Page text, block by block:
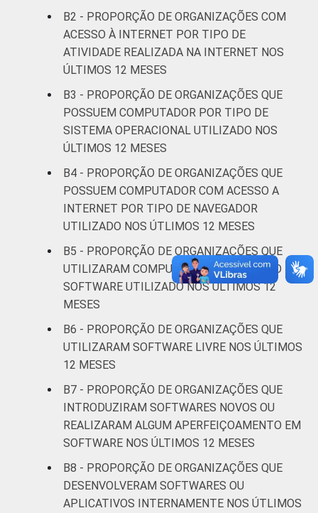
Desenvolvimento
e Defesa de
Direitos
17 74
Religião
Saúde e
assistência
social
12
Outros 14 84
* Base: 1966 organizações sem fins
lucrativos que declararam possuir
computador. Dados coletados entre outubro
de 2013 e abril de 2014.
Fonte: NIC.br - out 2013 / abr 2014
B2 - PROPORÇÃO DE ORGANIZAÇÕES COM
ACESSO À INTERNET POR TIPO DE
ATIVIDADE REALIZADA NA INTERNET NOS
ÚLTIMOS 12 MESES
B3 - PROPORÇÃO DE ORGANIZAÇÕES QUE
POSSUEM COMPUTADOR POR TIPO DE
SISTEMA OPERACIONAL UTILIZADO NOS
ÚLTIMOS 12 MESES
B4 - PROPORÇÃO DE ORGANIZAÇÕES QUE
POSSUEM COMPUTADOR COM ACESSO A
INTERNET POR TIPO DE NAVEGADOR
UTILIZADO NOS ÚTLIMOS 12 MESES
B5 - PROPORÇÃO DE ORGANIZAÇÕES QUE
UTILIZARAM COMPUTADOR POR FUNÇÃO DO
SOFTWARE UTILIZADO NOS ÚLTIMOS 12
MESES
B6 - PROPORÇÃO DE ORGANIZAÇÕES QUE
UTILIZARAM SOFTWARE LIVRE NOS ÚLTIMOS
12 MESES
B7 - PROPORÇÃO DE ORGANIZAÇÕES QUE
INTRODUZIRAM SOFTWARES NOVOS OU
REALIZARAM ALGUM APERFEIÇOAMENTO EM
SOFTWARE NOS ÚLTIMOS 12 MESES
B8 - PROPORÇÃO DE ORGANIZAÇÕES QUE
DESENVOLVERAM SOFTWARES OU
APLICATIVOS INTERNAMENTE NOS ÚTLIMOS